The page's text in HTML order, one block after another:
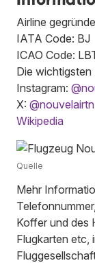
Airline
IATA Code: BJ
ICAO Code:
Die
Instagram:
X: @nouvelairtn
Wikipedia
Quelle
Mehr
Koffer und des
Flugkarten etc,